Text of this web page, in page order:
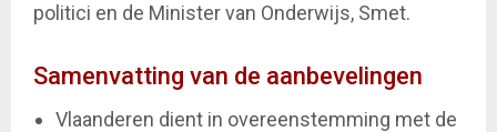
politici en de Minister van Onderwijs, Smet.
Samenvatting van de aanbevelingen
Vlaanderen dient in overeenstemming met de